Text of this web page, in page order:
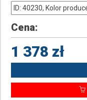
Cena:
1 378 zł